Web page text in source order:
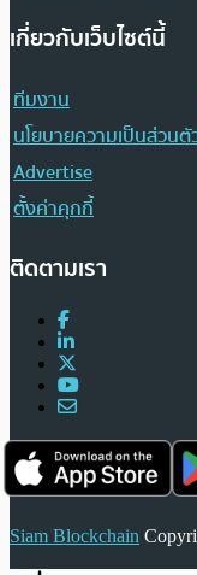
เกี่ยวกับเว็บไซต์นี้
ทีมงาน
นโยบายความเป็นส่วนตั
Advertise
ตั้งค่าคุกกี้
ติดตามเรา
Siam Blockchain